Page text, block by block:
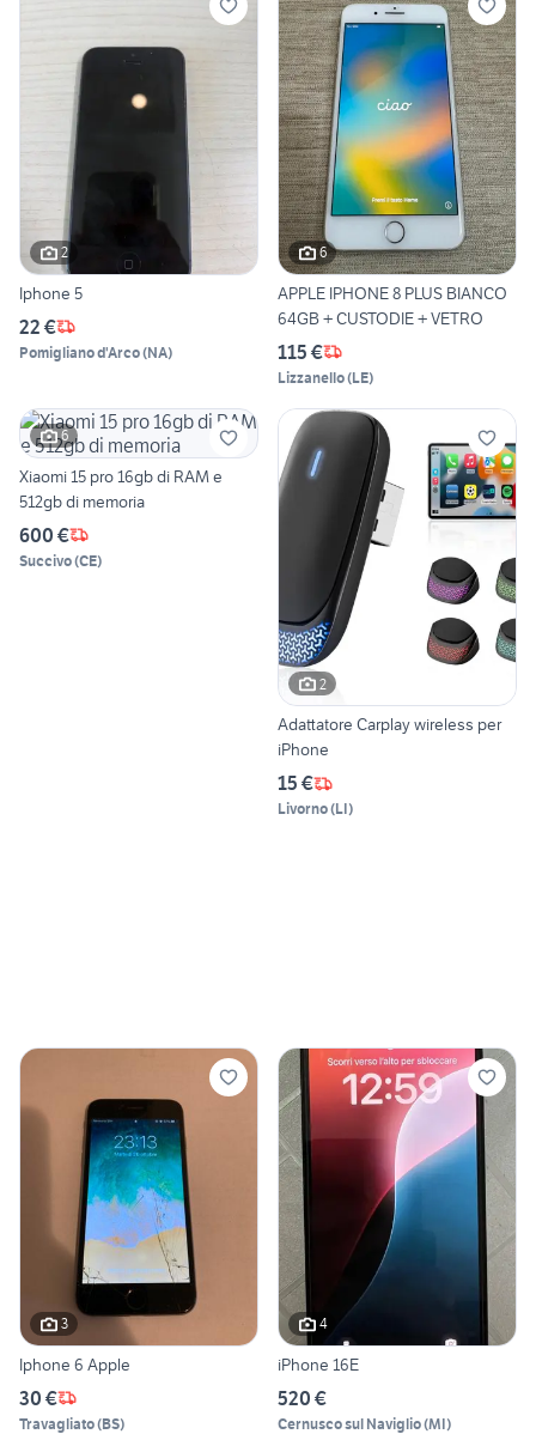
2
Iphone 5
22 €
Pomigliano d'Arco(NA)
6
APPLE IPHONE 8 PLUS BIANCO
64GB + CUSTODIE + VETRO
115 €
Lizzanello(LE)
6
Xiaomi 15 pro 16gb di RAM e
512gb di memoria
600 €
Succivo(CE)
2
Adattatore Carplay wireless per
iPhone
15 €
Livorno(LI)
3
Iphone 6 Apple
30 €
Travagliato(BS)
4
iPhone 16E
520 €
Cernusco sul Naviglio(MI)